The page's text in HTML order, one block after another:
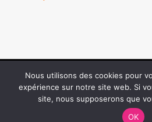
© Danceline Poissy Center 2026 -
Nous utilisons des cookies pour
expérience sur notre site web. Si
site, nous supposerons que
OK